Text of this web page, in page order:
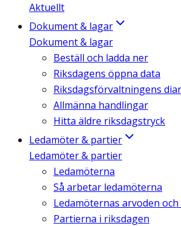
Aktuellt
Dokument & lagar
Dokument & lagar
Beställ och ladda ner
Riksdagens öppna data
Riksdagsförvaltningens
Allmänna handlingar
Hitta äldre riksdagstryck
Ledamöter & partier
Ledamöter & partier
Ledamöterna
Så arbetar ledamöterna
Ledamöternas arvoden
Partierna i riksdagen